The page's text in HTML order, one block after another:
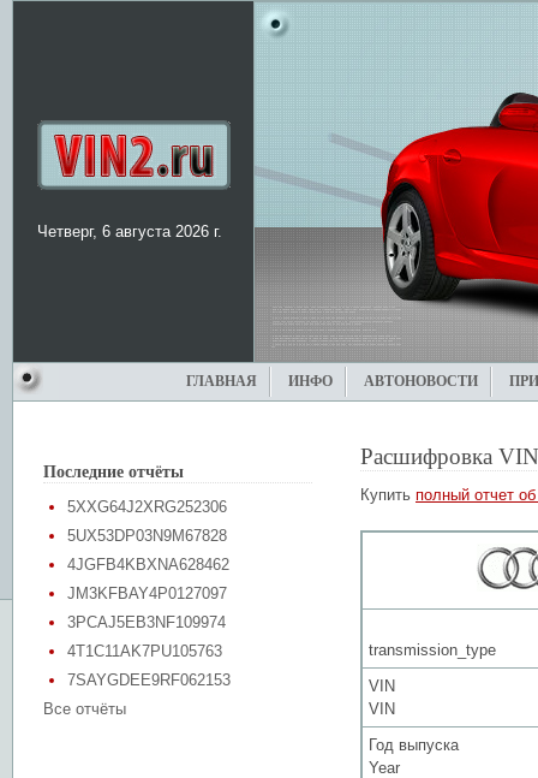
Четверг, 6 августа 2026 г.
ГЛАВНАЯ ИНФО АВТОНОВОСТИ
Последние отчёты
5XXG64J2XRG252306
5UX53DP03N9M67828
4JGFB4KBXNA628462
JM3KFBAY4P0127097
3PCAJ5EB3NF109974
4T1C11AK7PU105763
7SAYGDEE9RF062153
Все отчёты
Расшифровка
Купить полный отчет
transmission_type
VIN
VIN
Год выпуска
Year